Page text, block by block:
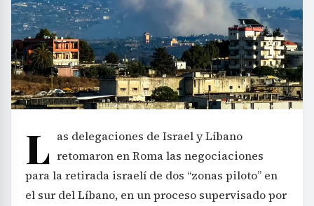
L as delegaciones de Israel y Líbano
retomaron en Roma las negociaciones
para la retirada israelí de dos “zonas piloto” en
el sur del Líbano, en un proceso supervisado por